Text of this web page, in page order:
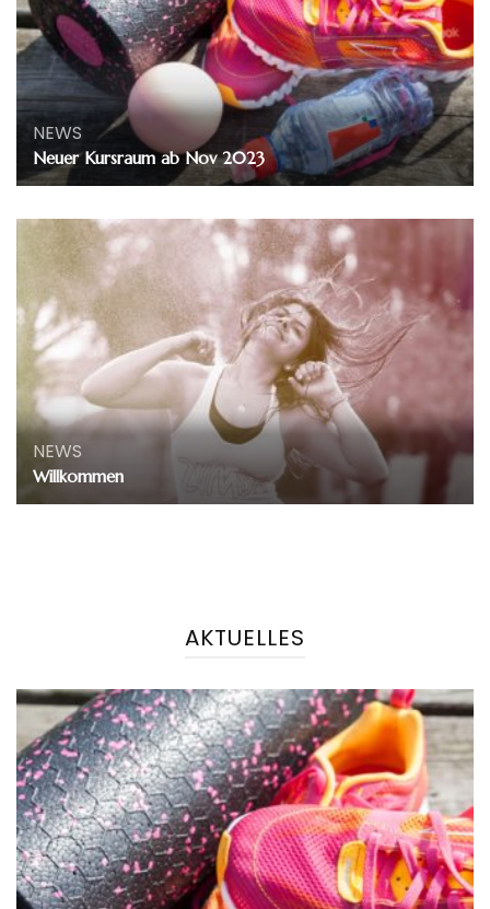
NEWS
Neuer Kursraum ab Nov 2023
NEWS
Willkommen
AKTUELLES